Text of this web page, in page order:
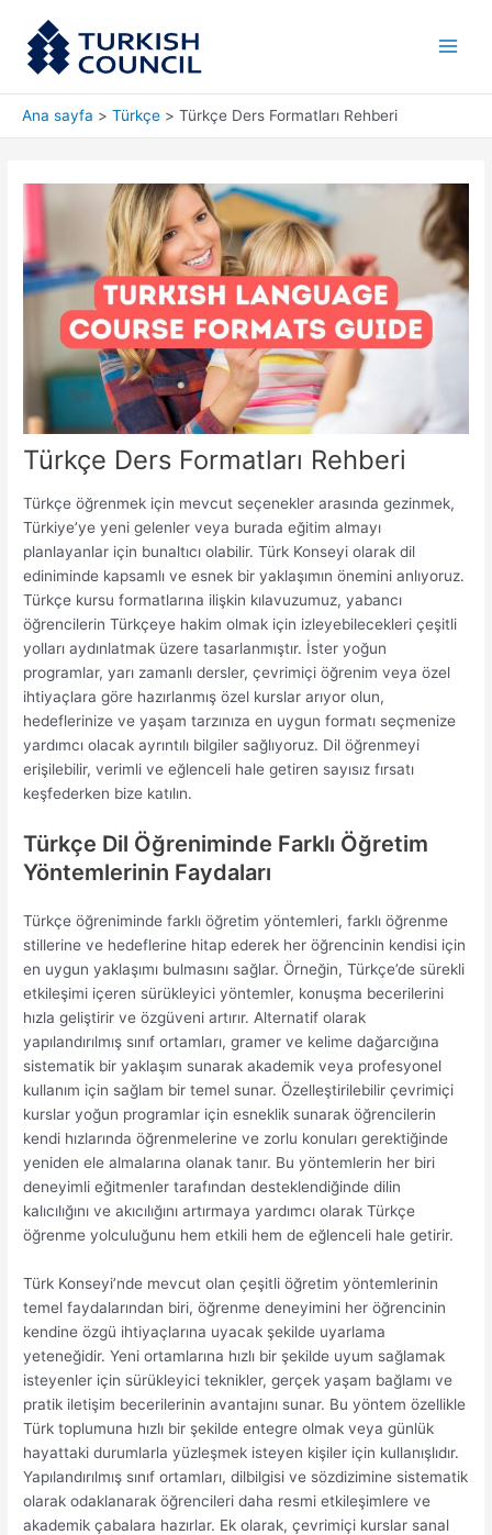
Ana sayfa Türkçe Türkçe Ders Formatları Rehberi
Türkçe Ders Formatları Rehberi
Türkçe öğrenmek için mevcut seçenekler arasında gezinmek,
Türkiye’ye yeni gelenler veya burada eğitim almayı
planlayanlar için bunaltıcı olabilir. Türk Konseyi olarak dil
ediniminde kapsamlı ve esnek bir yaklaşımın önemini anlıyoruz.
Türkçe kursu formatlarına ilişkin kılavuzumuz, yabancı
öğrencilerin Türkçeye hakim olmak için izleyebilecekleri çeşitli
yolları aydınlatmak üzere tasarlanmıştır. İster yoğun
programlar, yarı zamanlı dersler, çevrimiçi öğrenim veya özel
ihtiyaçlara göre hazırlanmış özel kurslar arıyor olun,
hedeflerinize ve yaşam tarzınıza en uygun formatı seçmenize
yardımcı olacak ayrıntılı bilgiler sağlıyoruz. Dil öğrenmeyi
erişilebilir, verimli ve eğlenceli hale getiren sayısız fırsatı
keşfederken bize katılın.
Türkçe Dil Öğreniminde Farklı Öğretim
Yöntemlerinin Faydaları
Türkçe öğreniminde farklı öğretim yöntemleri, farklı öğrenme
stillerine ve hedeflerine hitap ederek her öğrencinin kendisi için
en uygun yaklaşımı bulmasını sağlar. Örneğin, Türkçe’de sürekli
etkileşimi içeren sürükleyici yöntemler, konuşma becerilerini
hızla geliştirir ve özgüveni artırır. Alternatif olarak
yapılandırılmış sınıf ortamları, gramer ve kelime dağarcığına
sistematik bir yaklaşım sunarak akademik veya profesyonel
kullanım için sağlam bir temel sunar. Özelleştirilebilir çevrimiçi
kurslar yoğun programlar için esneklik sunarak öğrencilerin
kendi hızlarında öğrenmelerine ve zorlu konuları gerektiğinde
yeniden ele almalarına olanak tanır. Bu yöntemlerin her biri
deneyimli eğitmenler tarafından desteklendiğinde dilin
kalıcılığını ve akıcılığını artırmaya yardımcı olarak Türkçe
öğrenme yolculuğunu hem etkili hem de eğlenceli hale getirir.
Türk Konseyi’nde mevcut olan çeşitli öğretim yöntemlerinin
temel faydalarından biri, öğrenme deneyimini her öğrencinin
kendine özgü ihtiyaçlarına uyacak şekilde uyarlama
yeteneğidir. Yeni ortamlarına hızlı bir şekilde uyum sağlamak
isteyenler için sürükleyici teknikler, gerçek yaşam bağlamı ve
pratik iletişim becerilerinin avantajını sunar. Bu yöntem özellikle
Türk toplumuna hızlı bir şekilde entegre olmak veya günlük
hayattaki durumlarla yüzleşmek isteyen kişiler için kullanışlıdır.
Yapılandırılmış sınıf ortamları, dilbilgisi ve sözdizimine sistematik
olarak odaklanarak öğrencileri daha resmi etkileşimlere ve
akademik çabalara hazırlar. Ek olarak, çevrimiçi kurslar sanal